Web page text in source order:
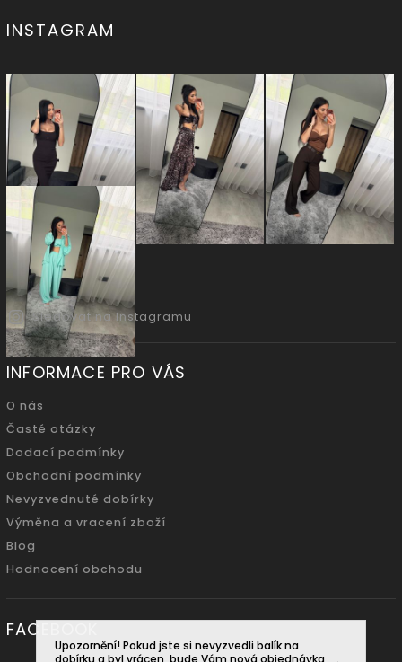
Upozornění! Pokud jste si nevyzvedli balík na
dobírku a byl vrácen, bude Vám nová objednávka
INSTAGRAM
Sledovat na Instagramu
INFORMACE PRO VÁS
O nás
Časté otázky
Dodací podmínky
Obchodní podmínky
Nevyzvednuté dobírky
Výměna a vracení zboží
Blog
Hodnocení obchodu
FACEBOOK